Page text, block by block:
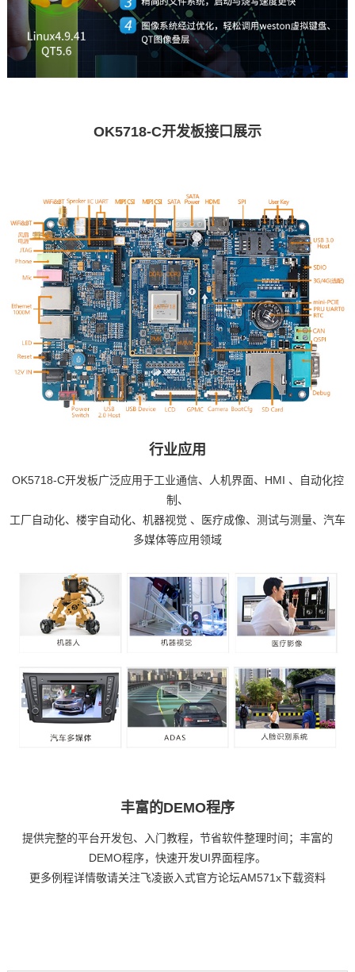
OK5718-C开发板接口展示
行业应用
OK5718-C开发板广泛应用于工业通信、人机界面、 HMI 、自动化控
制、
工厂自动化、楼宇自动化、 机器视觉 、 医疗成像、测试与测量、汽车
多媒体等应用领域
丰富的DEMO程序
提供完整的平台开发包、入门教程，节省软件整理时间；丰富的
DEMO程序，快速开发UI界面程序。
更多例程详情敬请关注飞凌嵌入式官方论坛AM571x下载资料